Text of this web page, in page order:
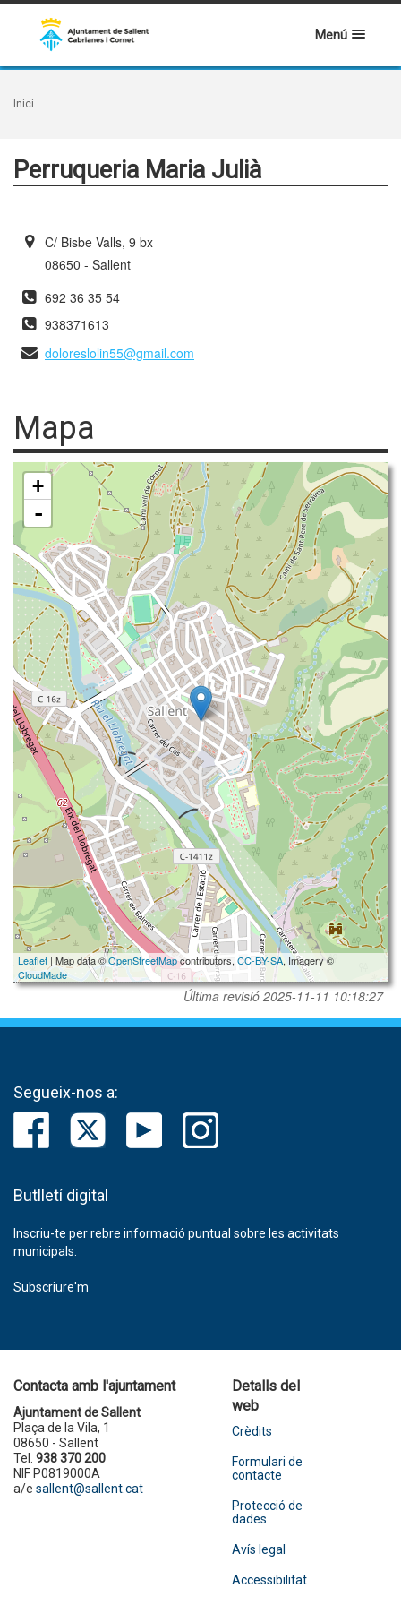
Menú
Inici
Perruqueria Maria Julià
C/ Bisbe Valls, 9 bx
08650 - Sallent
692 36 35 54
938371613
doloreslolin55@gmail.com
Mapa
+
-
Leaflet | Map data ©OpenStreetMapcontributors, CC-BY-SA, Imagery ©
CloudMade
Última revisió 2025-11-11 10:18:27
Segueix-nos a:
Butlletí digital
Inscriu-te per rebre informació puntual sobre les activitats
municipals.
Subscriure'm
Contacta amb l'ajuntament
Ajuntament de Sallent
Plaça de la Vila, 1
08650 - Sallent
Tel. 938 370 200
NIF P0819000A
a/e sallent@sallent.cat
Detalls del
web
Crèdits
Formulari de
contacte
Protecció de
dades
Avís legal
Accessibilitat